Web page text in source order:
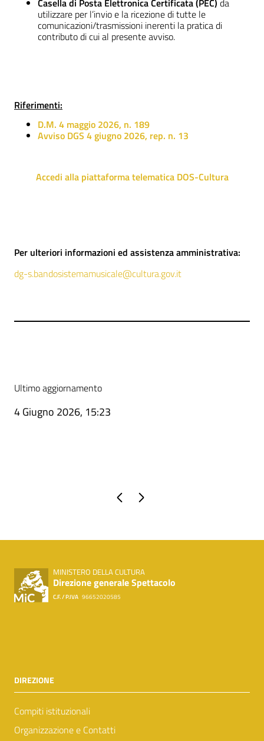
Casella di Posta Elettronica Certificata (PEC) da
utilizzare per l’invio e la ricezione di tutte le
comunicazioni/trasmissioni inerenti la pratica di
contributo di cui al presente avviso.
Riferimenti:
D.M. 4 maggio 2026, n. 189
Avviso DGS 4 giugno 2026, rep. n. 13
Accedi alla piattaforma telematica DOS-Cultura
Per ulteriori informazioni ed assistenza amministrativa:
dg-s.bandosistemamusicale@cultura.gov.it
Ultimo aggiornamento
4 Giugno 2026, 15:23
Pagina precedente
MINISTERO DELLA CULTURA
Direzione generale Spettacolo
C.F. / P.IVA 96652020585
DIREZIONE
Compiti istituzionali
Organizzazione e Contatti